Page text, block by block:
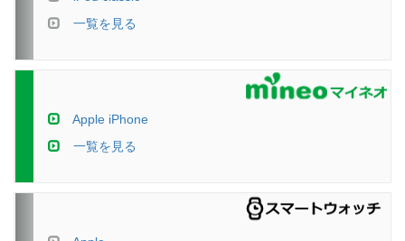
一覧を見る
Apple iPhone
一覧を見る